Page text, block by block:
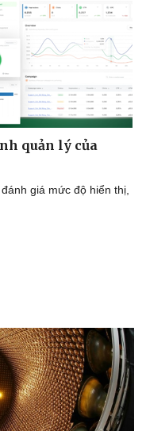
nghệ
điệu
nghệ
nghiệm
đổi số
quản lý của
giá mức độ hiển thị,